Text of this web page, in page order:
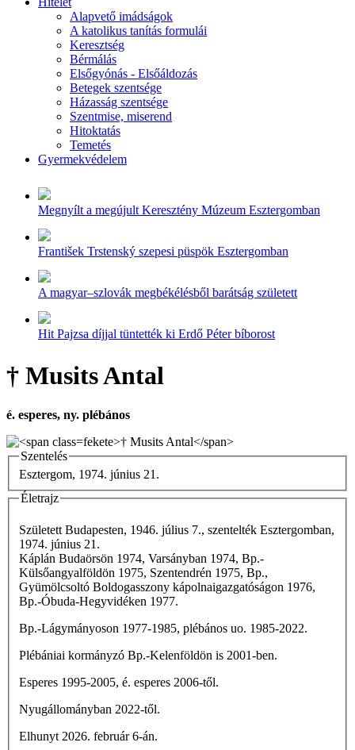
Alapvető imádságok
A katolikus tanítás formulái
Keresztség
Bérmálás
Elsőgyónás - Elsőáldozás
Betegek szentsége
Házasság szentsége
Szentmise, miserend
Hitoktatás
Temetés
Gyermekvédelem
Megnyílt a megújult Keresztény Múzeum Esztergomban
František Trstenský szepesi püspök Esztergomban
A magyar–szlovák megbékélésből barátság született
Hit Pajzsa díjjal tüntették ki Erdő Péter bíborost
† Musits Antal
é. esperes, ny. plébános
Szentelés
Esztergom, 1974. június 21.
Életrajz
Született Budapesten, 1946. július 7., szentelték Esztergomban,
1974. június 21.
Káplán Budaörsön 1974, Varsányban 1974, Bp.-
Külsőangyalföldön 1975, Szentendrén 1975, Bp.,
Gyümölcsoltó Boldogasszony kápolnaigazgatóságon 1976,
Bp.-Óbuda-Hegyvidéken 1977.
Bp.-Lágymányoson 1977-1985, plébános uo. 1985-2022.
Plébániai kormányzó Bp.-Kelenföldön is 2001-ben.
Esperes 1995-2005, é. esperes 2006-től.
Nyugállományban 2022-től.
Elhunyt 2026. február 6-án.